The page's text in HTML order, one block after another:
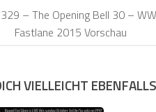
– The Opening Bell 30 –
Fastlane 2015 Vorschau
VIELLEICHT